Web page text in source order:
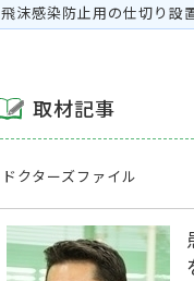
飛沫感染防止用の仕切り設
取材記事
ドクターズファイル